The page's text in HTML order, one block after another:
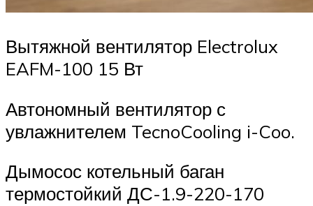
Вытяжной вентилятор Electrolux
EAFM-100 15 Вт
Автономный вентилятор с
увлажнителем TecnoCooling i-Coo.
Дымосос котельный баган
термостойкий ДС-1.9-220-170